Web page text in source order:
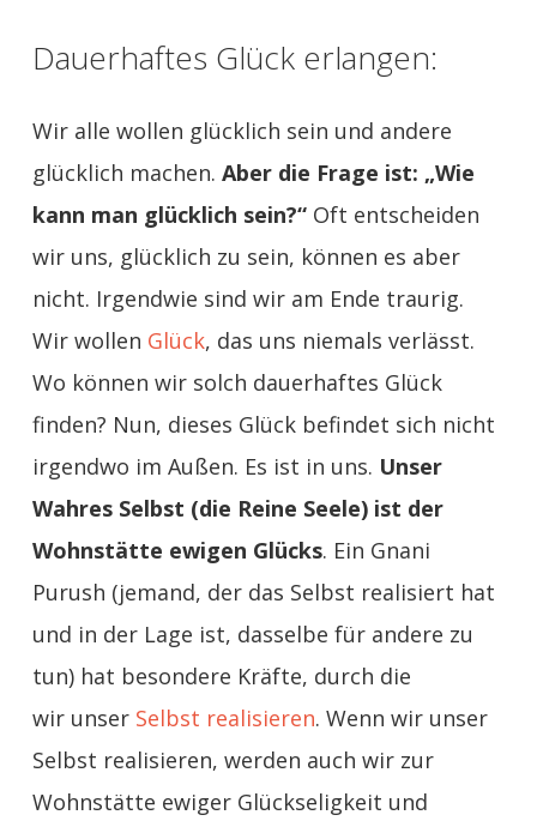
Dauerhaftes Glück erlangen:
Wir alle wollen glücklich sein und andere
glücklich machen. Aber die Frage ist: „Wie
kann man glücklich sein?“Oft entscheiden
wir uns, glücklich zu sein, können es aber
nicht. Irgendwie sind wir am Ende traurig.
Wir wollen Glück, das uns niemals verlässt.
Wo können wir solch dauerhaftes Glück
finden? Nun, dieses Glück befindet sich nicht
irgendwo im Außen. Es ist in uns. Unser
Wahres Selbst (die Reine Seele) ist der
Wohnstätte ewigen Glücks. Ein Gnani
Purush (jemand, der das Selbst realisiert hat
und in der Lage ist, dasselbe für andere zu
tun) hat besondere Kräfte, durch die
wir unser Selbst realisieren. Wenn wir unser
Selbst realisieren, werden auch wir zur
Wohnstätte ewiger Glückseligkeit und